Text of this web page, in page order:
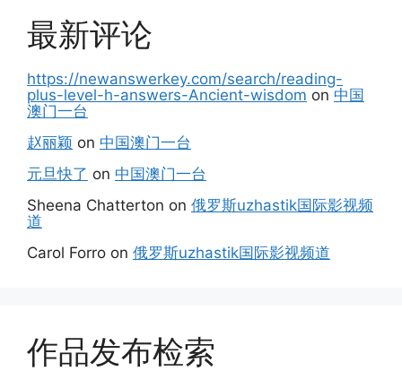
最新评论
https://newanswerkey.com/search/reading-
plus-level-h-answers-Ancient-wisdom on 中国
澳门一台
赵丽颖 on 中国澳门一台
元旦快了 on 中国澳门一台
Sheena Chatterton on 俄罗斯uzhastik国际影视频
道
Carol Forro on 俄罗斯uzhastik国际影视频道
作品发布检索